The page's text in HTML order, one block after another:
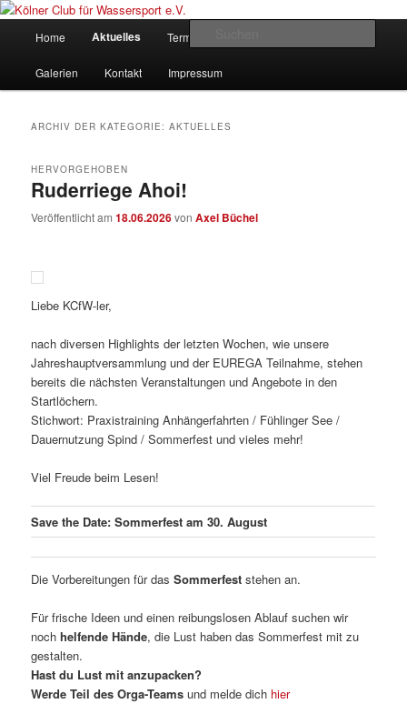
Zum
wechseln
Zum
wechselnKölner Club für Wassersport e.V.
gegründet 1907
Home Aktuelles Termine
Galerien Kontakt Impressum
ARCHIV DER KATEGORIE:AKTUELLES
Ruderriege Ahoi!
HERVORGEHOBEN
Veröffentlicht am18.06.2026vonAxel Büchel
Liebe KCfW-ler,
nach diversen Highlights der letzten Wochen, wie unsere
Jahreshauptversammlung und der EUREGA Teilnahme, stehen
bereits die nächsten Veranstaltungen und Angebote in den
Startlöchern.
Stichwort: Praxistraining Anhängerfahrten / Fühlinger See /
Dauernutzung Spind / Sommerfest und vieles mehr!
Viel Freude beim Lesen!
Save the Date: Sommerfest am 30. August
Die Vorbereitungen für dasSommerfeststehen an.
Für frische Ideen und einen reibungslosen Ablauf suchen wir
nochhelfende Hände, die Lust haben das Sommerfest mit zu
gestalten.
Hast du Lust mit anzupacken?
Werde Teil des Orga-Teamsund melde dich hier